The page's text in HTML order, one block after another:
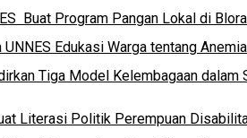
Buat Program Pangan Lokal di Blora
Edukasi Warga tentang Anemia
Tiga Model Kelembagaan dalam
Literasi Politik Perempuan